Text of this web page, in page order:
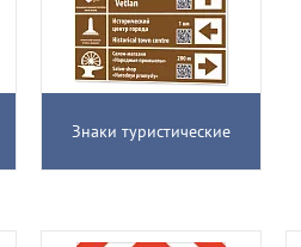
Знаки туристические